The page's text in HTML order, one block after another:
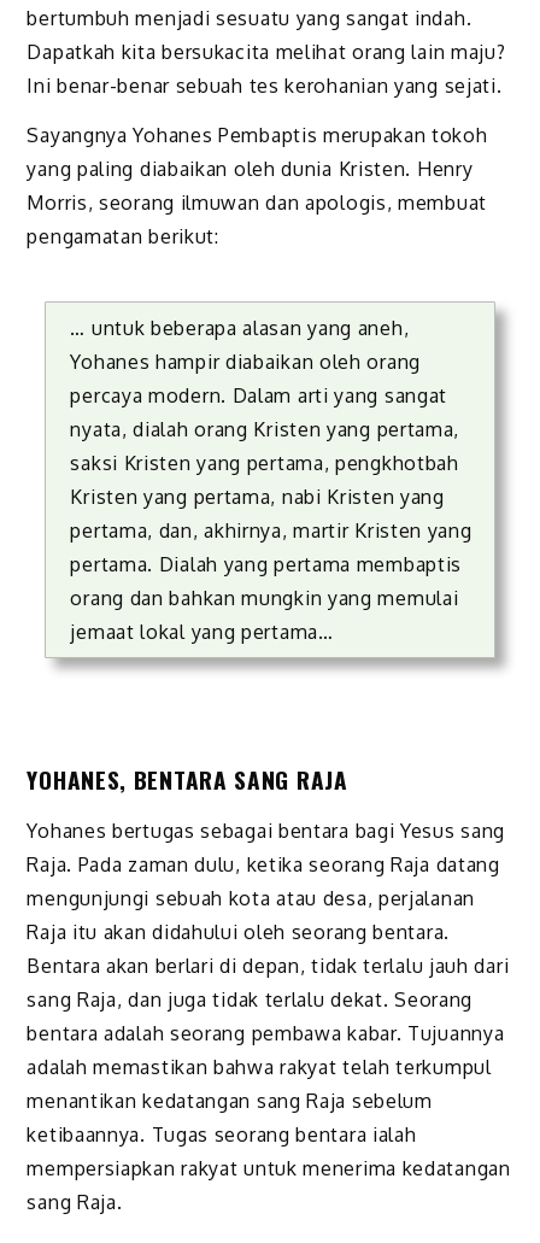
bertumbuh menjadi sesuatu yang sangat indah.
Dapatkah kita bersukacita melihat orang lain maju?
Ini benar-benar sebuah tes kerohanian yang sejati.
Sayangnya Yohanes Pembaptis merupakan tokoh
yang paling diabaikan oleh dunia Kristen. Henry
Morris, seorang ilmuwan dan apologis, membuat
pengamatan berikut:
… untuk beberapa alasan yang aneh,
Yohanes hampir diabaikan oleh orang
percaya modern. Dalam arti yang sangat
nyata, dialah orang Kristen yang pertama,
saksi Kristen yang pertama, pengkhotbah
Kristen yang pertama, nabi Kristen yang
pertama, dan, akhirnya, martir Kristen yang
pertama. Dialah yang pertama membaptis
orang dan bahkan mungkin yang memulai
jemaat lokal yang pertama…
YOHANES, BENTARA SANG RAJA
Yohanes bertugas sebagai bentara bagi Yesus sang
Raja. Pada zaman dulu, ketika seorang Raja datang
mengunjungi sebuah kota atau desa, perjalanan
Raja itu akan didahului oleh seorang bentara.
Bentara akan berlari di depan, tidak terlalu jauh dari
sang Raja, dan juga tidak terlalu dekat. Seorang
bentara adalah seorang pembawa kabar. Tujuannya
adalah memastikan bahwa rakyat telah terkumpul
menantikan kedatangan sang Raja sebelum
ketibaannya. Tugas seorang bentara ialah
mempersiapkan rakyat untuk menerima kedatangan
sang Raja.